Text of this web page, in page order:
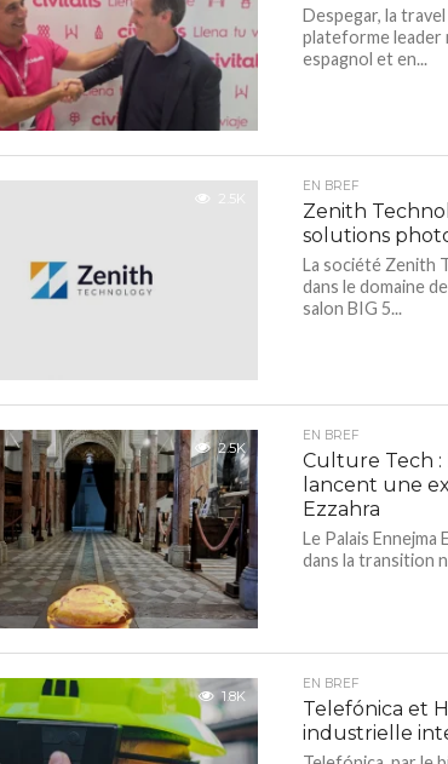
Despegar, la
plateforme leader
espagnol et en...
2.5K
EN BREF
Zenith
solutions
La société Zenith
dans le domaine
salon BIG 5...
2.5K
EN BREF
Culture Tech :
lancent une
Ezzahra
Le Palais Ennejma
dans la transition
1.8K
EN BREF
Telefónica et
industrielle